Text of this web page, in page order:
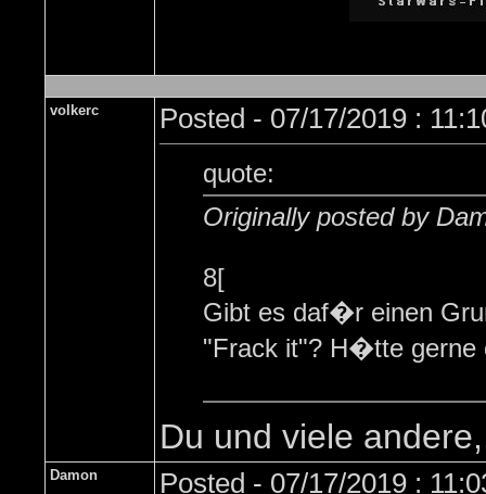
volkerc Posted - 07/17/2019 :
quote:
Originally posted by
8[
Gibt es daf�r einen
"Frack it"? H�tte gerne
Du und viele
Damon Posted - 07/17/2019 :